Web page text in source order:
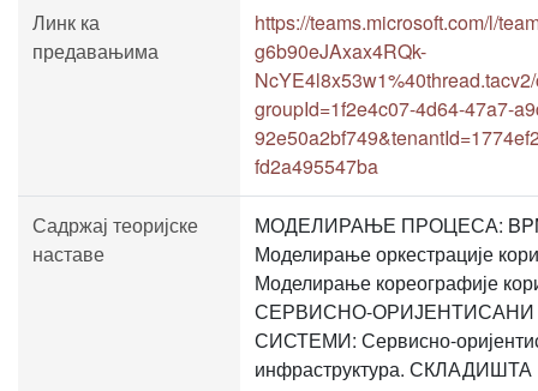
Линк ка
предавањима
https://teams.microsoft.com/l/
g6b90eJAxax4RQk-
groupId=1f2e4c07-4d64-47a7-
fd2a495547ba
Садржај теоријске
наставе
МОДЕЛИРАЊЕ ПРОЦЕСА:
Моделирање оркестрације
Моделирање кореографије
СЕРВИСНО-
СИСТЕМИ: Сервисно-
инфраструктура.